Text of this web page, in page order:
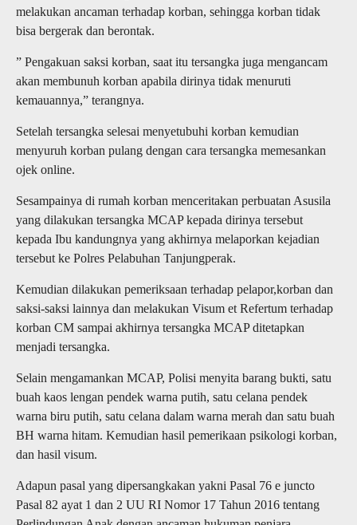
melakukan ancaman terhadap korban, sehingga korban tidak
bisa bergerak dan berontak.
” Pengakuan saksi korban, saat itu tersangka juga mengancam
akan membunuh korban apabila dirinya tidak menuruti
kemauannya,” terangnya.
Setelah tersangka selesai menyetubuhi korban kemudian
menyuruh korban pulang dengan cara tersangka memesankan
ojek online.
Sesampainya di rumah korban menceritakan perbuatan Asusila
yang dilakukan tersangka MCAP kepada dirinya tersebut
kepada Ibu kandungnya yang akhirnya melaporkan kejadian
tersebut ke Polres Pelabuhan Tanjungperak.
Kemudian dilakukan pemeriksaan terhadap pelapor,korban dan
saksi-saksi lainnya dan melakukan Visum et Refertum terhadap
korban CM sampai akhirnya tersangka MCAP ditetapkan
menjadi tersangka.
Selain mengamankan MCAP, Polisi menyita barang bukti, satu
buah kaos lengan pendek warna putih, satu celana pendek
warna biru putih, satu celana dalam warna merah dan satu buah
BH warna hitam. Kemudian hasil pemerikaan psikologi korban,
dan hasil visum.
Adapun pasal yang dipersangkakan yakni Pasal 76 e juncto
Pasal 82 ayat 1 dan 2 UU RI Nomor 17 Tahun 2016 tentang